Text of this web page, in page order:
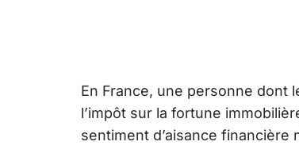
En France, une personne dont
l’impôt sur la fortune
sentiment d’aisance financière